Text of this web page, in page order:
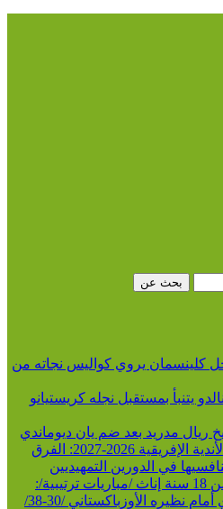
بحث عن
كلينسمان يروي كواليس نجاته من
يتنبأ بمستقبل نجله كريستيانو
قرعة منافسات ما بين الأندية الإفريقية 2026-2027: الفرق
في الدورين التمهيديين
كرة اليد / مونديال أقل من 18 سنة إناث /مباريات ترتيبية/:
نظيره الأوزباكستاني /30-38/